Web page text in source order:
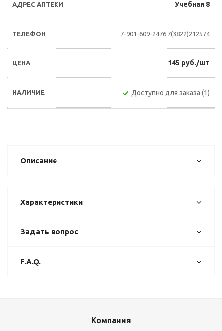
Учебная 8
7-901-609-2476 7(3822)212574
145 руб./шт
Доступно для заказа (1)
Описание
Характеристики
Задать вопрос
F.A.Q.
Компания